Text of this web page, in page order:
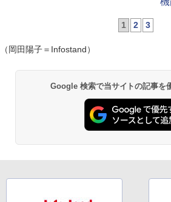
1 2 3
（岡田陽子＝Infostand）
Google 検索で当サイトの記事を